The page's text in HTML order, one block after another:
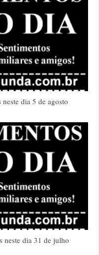
dia 5 de agosto
neste dia 31 de julho